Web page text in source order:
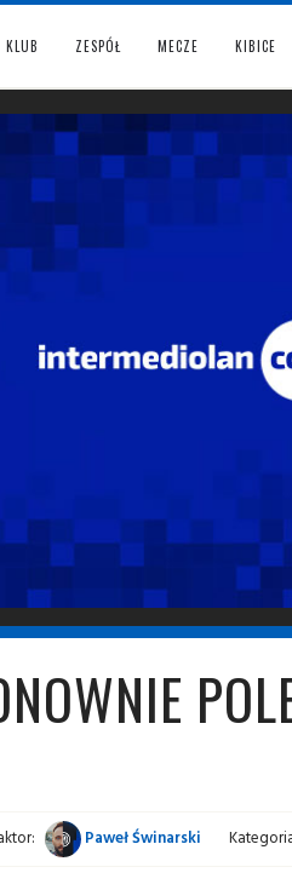
KLUB ZESPÓŁ MECZE KIBICE
Paweł Świnarski